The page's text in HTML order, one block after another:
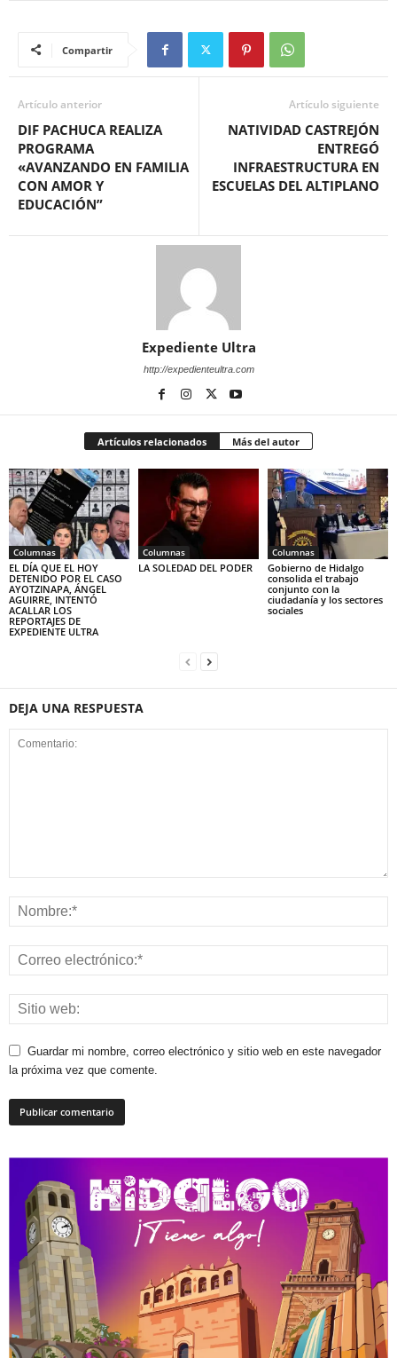
Compartir
Artículo anterior
DIF PACHUCA REALIZA
PROGRAMA
«AVANZANDO EN FAMILIA
CON AMOR Y
EDUCACIÓN”
Artículo siguiente
NATIVIDAD CASTREJÓN
ENTREGÓ
INFRAESTRUCTURA EN
ESCUELAS DEL ALTIPLANO
Expediente Ultra
http://expedienteultra.com
Artículos relacionados Más del autor
Columnas
EL DÍA QUE EL HOY
DETENIDO POR EL CASO
AYOTZINAPA, ÁNGEL
AGUIRRE, INTENTÓ
ACALLAR LOS
REPORTAJES DE
EXPEDIENTE ULTRA
Columnas
LA SOLEDAD DEL PODER
Columnas
Gobierno de Hidalgo
consolida el trabajo
conjunto con la
ciudadanía y los sectores
sociales
DEJA UNA RESPUESTA
Guardar mi nombre, correo electrónico y sitio web en este navegador
la próxima vez que comente.